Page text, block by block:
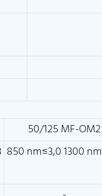
50/125 MF-OM2
850 nm≤3,0 1300